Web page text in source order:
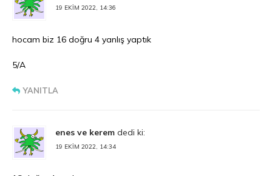
19 EKIM 2022, 14:36
hocam biz 16 doğru 4 yanlış yaptık
5/A
YANITLA
enes ve kerem dedi ki:
19 EKIM 2022, 14:34